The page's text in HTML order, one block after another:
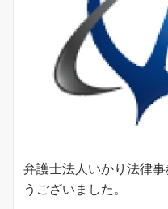
弁護士法人いかり法律
うございました。